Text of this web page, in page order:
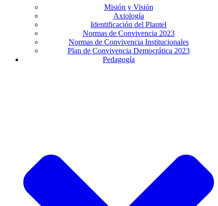
Misión y Visión
Axiología
Identificación del Plantel
Normas de Convivencia 2023
Normas de Convivencia Institucionales
Plan de Convivencia Democrática 2023
Pedagogía